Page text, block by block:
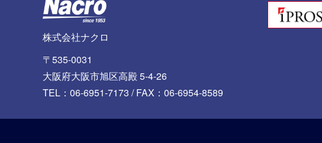
株式会社ナクロ
〒535-0031
大阪府大阪市旭区高殿 5-4-26
TEL：06-6951-7173 /FAX：06-6954-8589